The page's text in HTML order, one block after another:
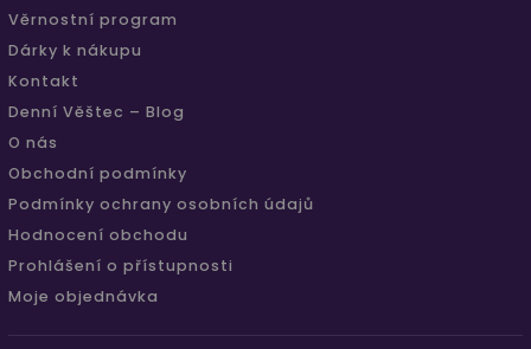
Věrnostní program
Dárky k nákupu
Kontakt
Denní Věštec – Blog
O nás
Obchodní podmínky
Podmínky ochrany osobních údajů
Hodnocení obchodu
Prohlášení o přístupnosti
Moje objednávka